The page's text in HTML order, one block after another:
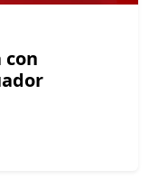
con